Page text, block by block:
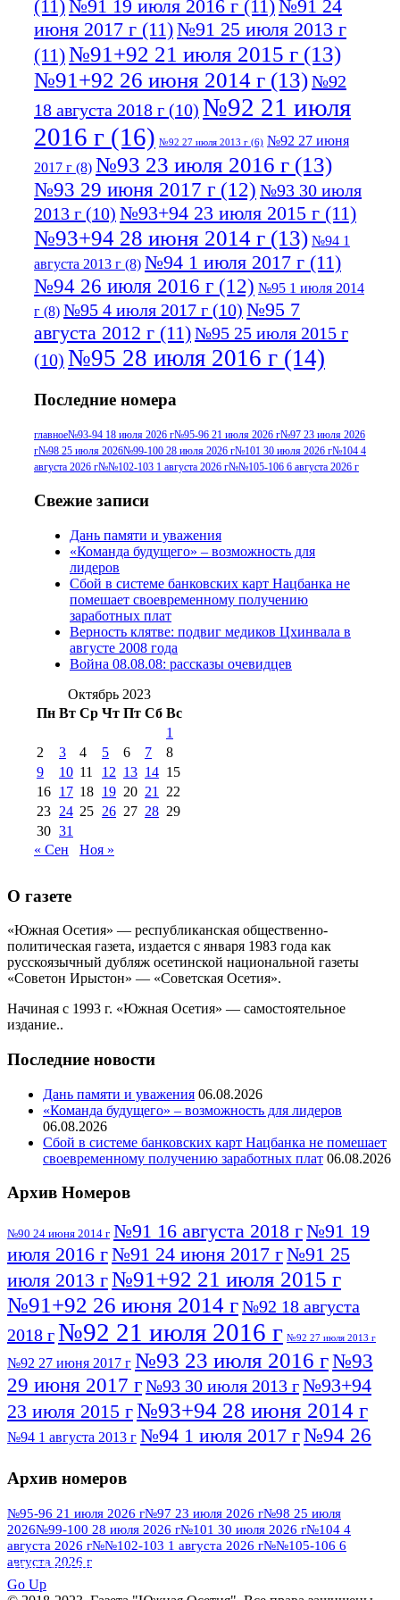
(11)№91 19 июля 2016 г (11)№91 24
июня 2017 г (11)№91 25 июля 2013 г
(11)№91+92 21 июля 2015 г (13)
№91+92 26 июня 2014 г (13)№92
18 августа 2018 г (10) №92 21 июля
2016 г (16) №92 27 июля 2013 г (6) №92 27 июня
2017 г (8) №93 23 июля 2016 г (13)
№93 29 июня 2017 г (12) №93 30 июля
2013 г (10) №93+94 23 июля 2015 г (11)
№93+94 28 июня 2014 г (13) №94 1
августа 2013 г (8) №94 1 июля 2017 г (11)
№94 26 июля 2016 г (12) №95 1 июля 2014
г (8) №95 4 июля 2017 г (10) №95 7
августа 2012 г (11)№95 25 июля 2015 г
(10) №95 28 июля 2016 г (14)
июля 2017 г(11)№96 9 августа 2012
г(13) №96 28 июля 2015 г(9) №96+97 3
июля 2014 г(10)№96+97 30 июля
июля 2017 г
2012 г(15)№97 30 июля 2015 г
(15)№98 1 августа 2015 г
августа 2016 г(10)№98 5 июля 2014 г(10)
№98 8 августа 2013 г
августа 2012 г(14)
2017 г(9)
№99 4 августа
2016 г(12) №99 8 июля 2014 г
августа 2012 г(11)
августа 2013 г
(12)
Последние номера
главное№93-94 18 июля 2026 г№95-96 21 июля 2026 г№97 23 июля 2026
г№98 25 июля 2026№99-100 28 июля 2026 г№101 30 июля 2026 г№104 4
августа 2026 г№№102-103 1 августа 2026 г№№105-106 6 августа 2026 г
Свежие записи
Дань памяти и уважения
«Команда будущего» – возможность для
лидеров
Сбой в системе банковских карт Нацбанка не
помешает своевременному получению
заработных плат
Верность клятве: подвиг медиков Цхинвала в
августе 2008 года
Война 08.08.08: рассказы очевидцев
Октябрь 2023
Пн Вт Ср Чт Пт Сб Вс
1
2
3 4 5 6 7
8
9
10 11 12 13 14 15
16 17 18 19 20 21
22
23 24 25 26 27 28 29
30 31
« Сен
Ноя »
О газете
«Южная Осетия» — республиканская общественно-
политическая газета, издается с января 1983 года как
русскоязычный дубляж осетинской национальной газеты
«Советон Ирыстон» — «Советская Осетия».
Начиная с 1993 г. «Южная Осетия» — самостоятельное
издание..
Последние новости
Дань памяти и уважения 06.08.2026
«Команда будущего» – возможность для лидеров
06.08.2026
Сбой в системе банковских карт Нацбанка не помешает
своевременному получению заработных плат 06.08.2026
Архив Номеров
№90 24 июня 2014 г №91 16 августа 2018 г№91 19
июля 2016 г№91 24 июня 2017 г№91 25
июля 2013 г№91+92 21 июля 2015 г
№91+92 26 июня 2014 г№92 18 августа
2018 г№92 21 июля 2016 г №92 27 июля 2013 г
№92 27 июня 2017 г №93 23 июля 2016 г№93
29 июня 2017 г№93 30 июля 2013 г№93+94
23 июля 2015 г№93+94 28 июня 2014 г
№94 1 августа 2013 г №94 1 июля 2017 г№94 26
№95 7 августа 2012 г
№95 28 июля 2016 г№95+96 3 августа
2013 г№96 6 июля 2017 г№96 9 августа
2012 г №96 28 июля 2015 г
№96+97 30 июля 2016 г
Архив номеров
№95-96 21 июля 2026 г№97 23 июля 2026 г№98 25 июля
2026№99-100 28 июля 2026 г№101 30 июля 2026 г№104 4
августа 2026 г№№102-103 1 августа 2026 г№№105-106 6
августа 2026 г
ПОСМОТРЕТЬ ВСЕ
Go Up